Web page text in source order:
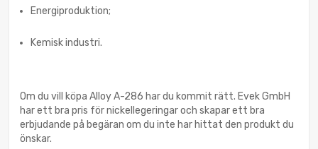
Energiproduktion;
Kemisk industri.
Om du vill köpa Alloy A-286 har du kommit rätt. Evek GmbH
har ett bra pris för nickellegeringar och skapar ett bra
erbjudande på begäran om du inte har hittat den produkt du
önskar.